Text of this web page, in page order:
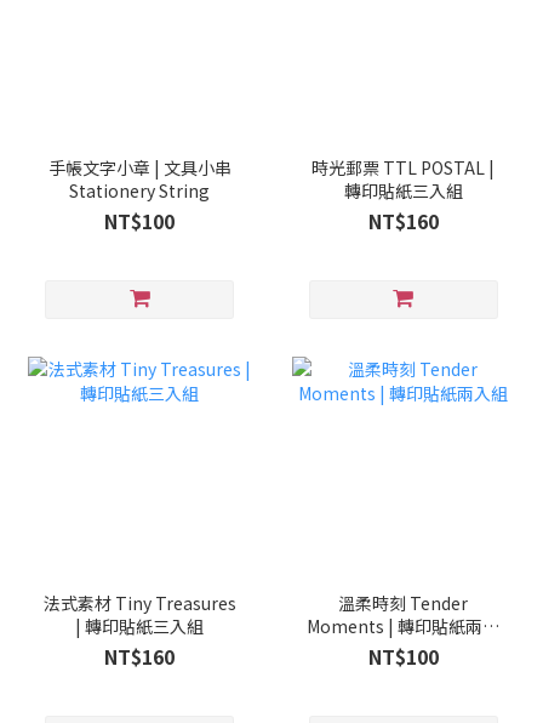
手帳文字小章 | 文具小串
Stationery String
NT$100
時光郵票 TTL POSTAL |
轉印貼紙三入組
NT$160
法式素材 Tiny Treasures
| 轉印貼紙三入組
NT$160
溫柔時刻 Tender
Moments | 轉印貼紙兩入
組
NT$100